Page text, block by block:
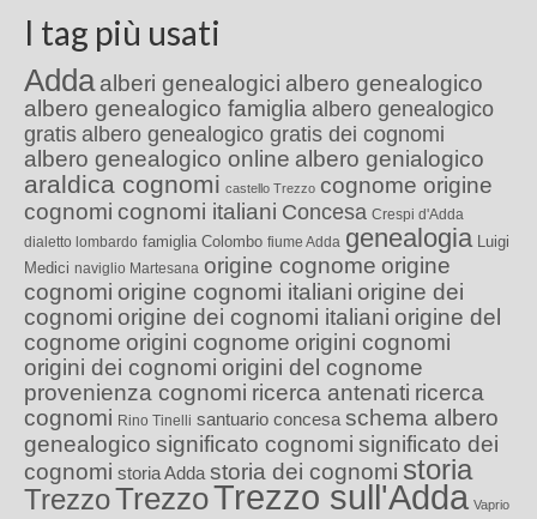
I tag più usati
Adda alberi genealogici albero genealogico
albero genealogico famiglia albero genealogico
gratis albero genealogico gratis dei cognomi
albero genealogico online albero genialogico
araldica cognomi castello Trezzo cognome origine
cognomi cognomi italiani Concesa Crespi d'Adda
dialetto lombardo famiglia Colombo fiume Adda genealogia Luigi
Medici naviglio Martesana origine cognome origine
cognomi origine cognomi italiani origine dei
cognomi origine dei cognomi italiani origine del
cognome origini cognome origini cognomi
origini dei cognomi origini del cognome
provenienza cognomi ricerca antenati ricerca
cognomi Rino Tinelli santuario concesa schema albero
genealogico significato cognomi significato dei
cognomi storia Adda storia dei cognomi storia
TrezzoTrezzoTrezzo sull'Adda Vaprio